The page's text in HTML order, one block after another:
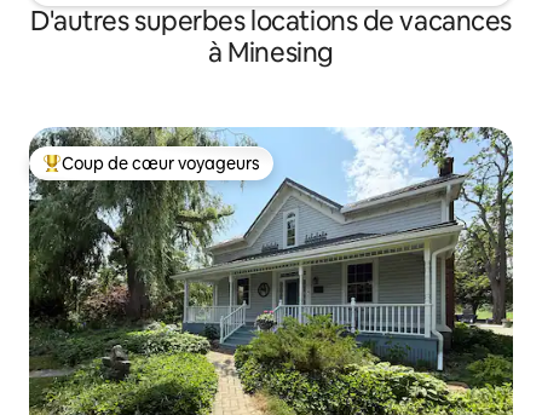
D'autres superbes locations de vacances
à Minesing
Coup de cœur voyageurs parmi les plus aimés
Coup de cœur voyageurs